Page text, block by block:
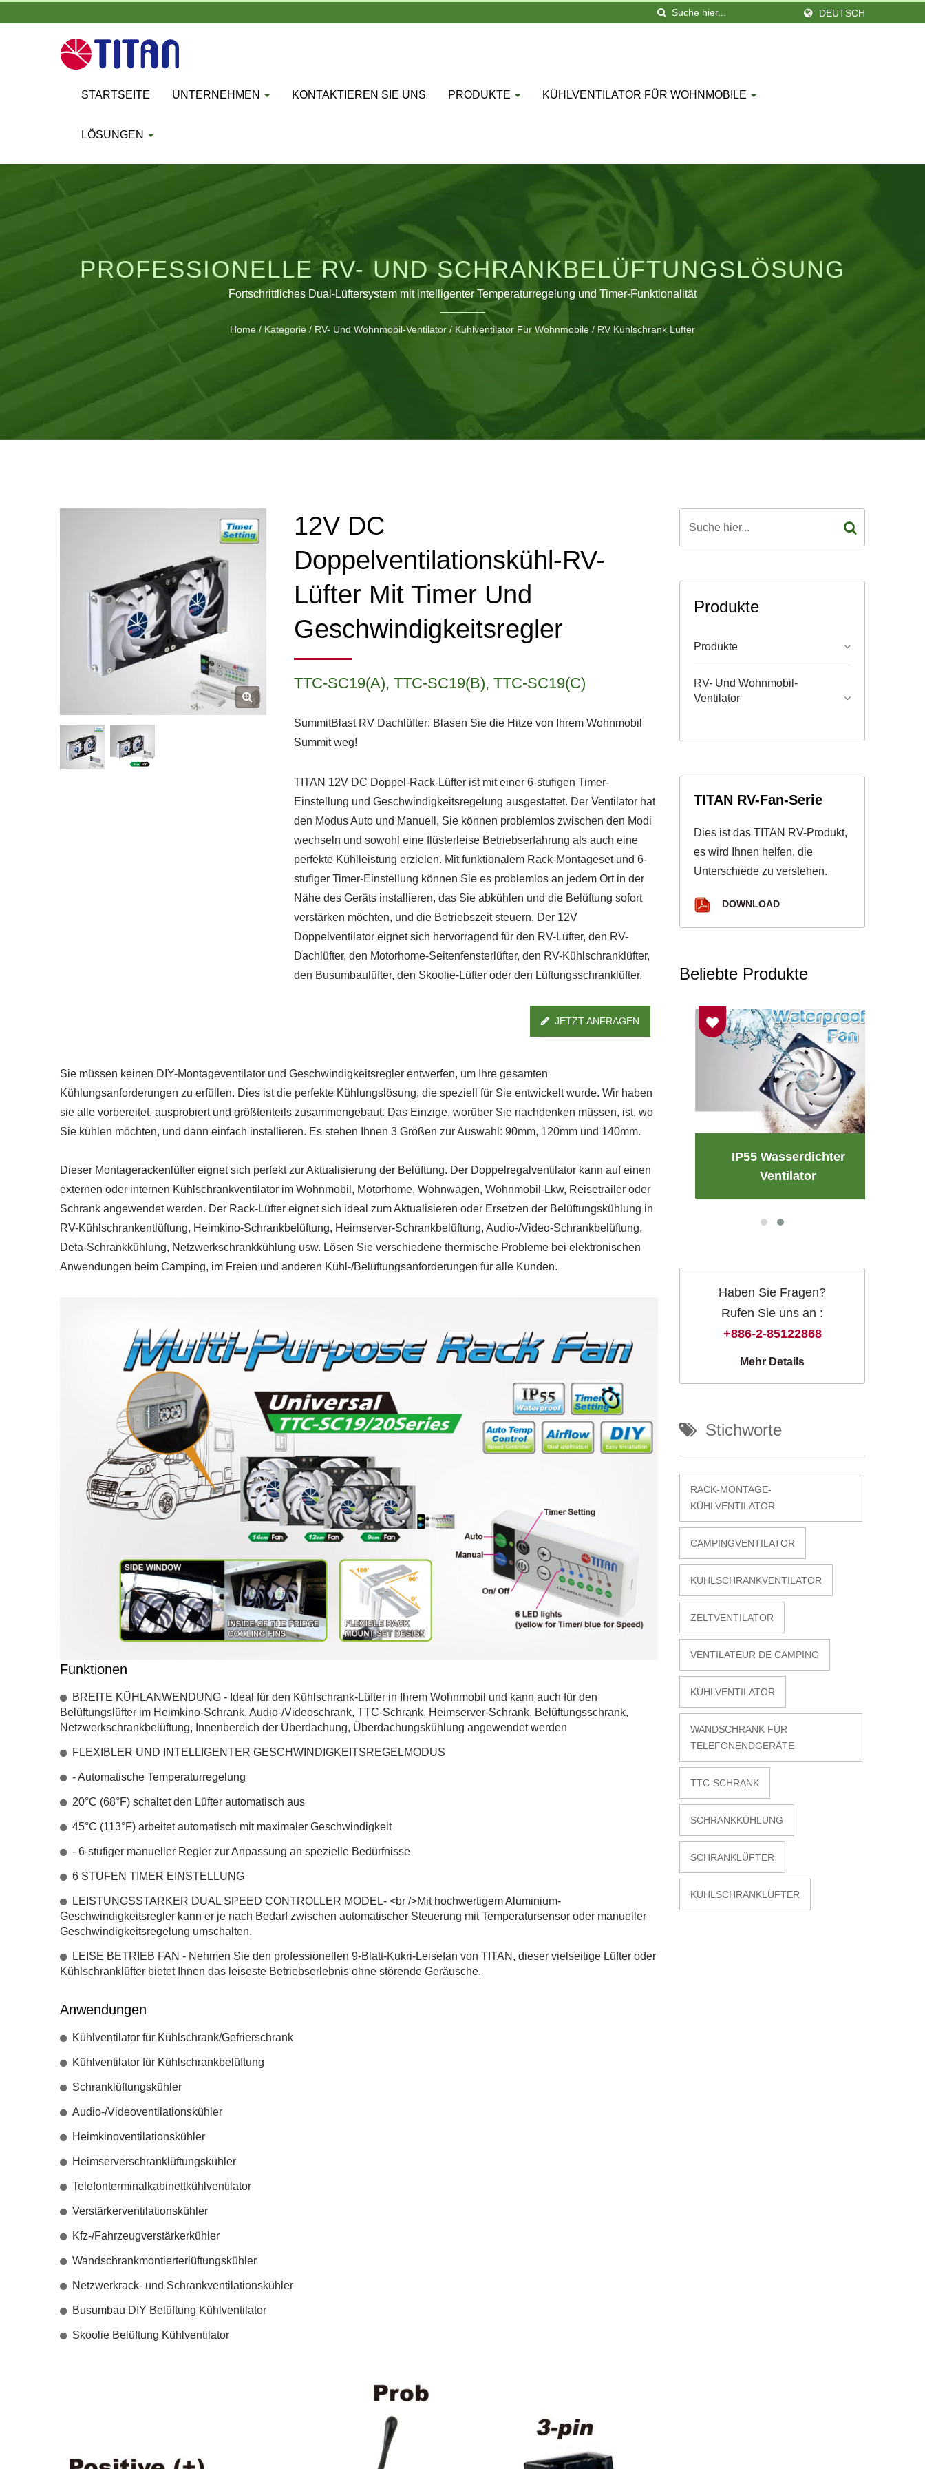
DEUTSCH
STARTSEITE UNTERNEHMEN KONTAKTIEREN SIE UNS PRODUKTE KÜHLVENTILATOR FÜR WOHNMOBILE
LÖSUNGEN
PROFESSIONELLE RV- UND SCHRANKBELÜFTUNGSLÖSUNG
Fortschrittliches Dual-Lüftersystem mit intelligenter Temperaturregelung und Timer-Funktionalität
Home / Kategorie / RV- Und Wohnmobil-Ventilator / Kühlventilator Für Wohnmobile / RV Kühlschrank Lüfter
12V DC
Doppelventilationskühl-RV-
Lüfter Mit Timer Und
Geschwindigkeitsregler
TTC-SC19(A), TTC-SC19(B), TTC-SC19(C)
SummitBlast RV Dachlüfter: Blasen Sie die Hitze von Ihrem Wohnmobil
Summit weg!
TITAN 12V DC Doppel-Rack-Lüfter ist mit einer 6-stufigen Timer-
Einstellung und Geschwindigkeitsregelung ausgestattet. Der Ventilator hat
den Modus Auto und Manuell, Sie können problemlos zwischen den Modi
wechseln und sowohl eine flüsterleise Betriebserfahrung als auch eine
perfekte Kühlleistung erzielen. Mit funktionalem Rack-Montageset und 6-
stufiger Timer-Einstellung können Sie es problemlos an jedem Ort in der
Nähe des Geräts installieren, das Sie abkühlen und die Belüftung sofort
verstärken möchten, und die Betriebszeit steuern. Der 12V
Doppelventilator eignet sich hervorragend für den RV-Lüfter, den RV-
Dachlüfter, den Motorhome-Seitenfensterlüfter, den RV-Kühlschranklüfter,
den Busumbaulüfter, den Skoolie-Lüfter oder den Lüftungsschranklüfter.
JETZT ANFRAGEN
Sie müssen keinen DIY-Montageventilator und Geschwindigkeitsregler entwerfen, um Ihre gesamten
Kühlungsanforderungen zu erfüllen. Dies ist die perfekte Kühlungslösung, die speziell für Sie entwickelt wurde. Wir haben
sie alle vorbereitet, ausprobiert und größtenteils zusammengebaut. Das Einzige, worüber Sie nachdenken müssen, ist, wo
Sie kühlen möchten, und dann einfach installieren. Es stehen Ihnen 3 Größen zur Auswahl: 90mm, 120mm und 140mm.
Dieser Montagerackenlüfter eignet sich perfekt zur Aktualisierung der Belüftung. Der Doppelregalventilator kann auf einen
externen oder internen Kühlschrankventilator im Wohnmobil, Motorhome, Wohnwagen, Wohnmobil-Lkw, Reisetrailer oder
Schrank angewendet werden. Der Rack-Lüfter eignet sich ideal zum Aktualisieren oder Ersetzen der Belüftungskühlung in
RV-Kühlschrankentlüftung, Heimkino-Schrankbelüftung, Heimserver-Schrankbelüftung, Audio-/Video-Schrankbelüftung,
Deta-Schrankkühlung, Netzwerkschrankkühlung usw. Lösen Sie verschiedene thermische Probleme bei elektronischen
Anwendungen beim Camping, im Freien und anderen Kühl-/Belüftungsanforderungen für alle Kunden.
Funktionen
BREITE KÜHLANWENDUNG - Ideal für den Kühlschrank-Lüfter in Ihrem Wohnmobil und kann auch für den
Belüftungslüfter im Heimkino-Schrank, Audio-/Videoschrank, TTC-Schrank, Heimserver-Schrank, Belüftungsschrank,
Netzwerkschrankbelüftung, Innenbereich der Überdachung, Überdachungskühlung angewendet werden
FLEXIBLER UND INTELLIGENTER GESCHWINDIGKEITSREGELMODUS
- Automatische Temperaturregelung
20°C (68°F) schaltet den Lüfter automatisch aus
45°C (113°F) arbeitet automatisch mit maximaler Geschwindigkeit
- 6-stufiger manueller Regler zur Anpassung an spezielle Bedürfnisse
6 STUFEN TIMER EINSTELLUNG
LEISTUNGSSTARKER DUAL SPEED CONTROLLER MODEL- <br />Mit hochwertigem Aluminium-
Geschwindigkeitsregler kann er je nach Bedarf zwischen automatischer Steuerung mit Temperatursensor oder manueller
Geschwindigkeitsregelung umschalten.
LEISE BETRIEB FAN - Nehmen Sie den professionellen 9-Blatt-Kukri-Leisefan von TITAN, dieser vielseitige Lüfter oder
Kühlschranklüfter bietet Ihnen das leiseste Betriebserlebnis ohne störende Geräusche.
Anwendungen
Kühlventilator für Kühlschrank/Gefrierschrank
Kühlventilator für Kühlschrankbelüftung
Schranklüftungskühler
Audio-/Videoventilationskühler
Heimkinoventilationskühler
Heimserverschranklüftungskühler
Telefonterminalkabinettkühlventilator
Verstärkerventilationskühler
Kfz-/Fahrzeugverstärkerkühler
Wandschrankmontierterlüftungskühler
Netzwerkrack- und Schrankventilationskühler
Busumbau DIY Belüftung Kühlventilator
Skoolie Belüftung Kühlventilator
Produkte
Produkte
RV- Und Wohnmobil-
Ventilator
TITAN RV-Fan-Serie
Dies ist das TITAN RV-Produkt,
es wird Ihnen helfen, die
Unterschiede zu verstehen.
DOWNLOAD
Beliebte Produkte
Ventilator
IP55 Wasserdichter
Ventilator
Haben Sie Fragen?
Rufen Sie uns an :
+886-2-85122868
Mehr Details
Stichworte
RACK-MONTAGE-
KÜHLVENTILATOR
CAMPINGVENTILATOR
KÜHLSCHRANKVENTILATOR
ZELTVENTILATOR
VENTILATEUR DE CAMPING
KÜHLVENTILATOR
WANDSCHRANK FÜR
TELEFONENDGERÄTE
TTC-SCHRANK
SCHRANKKÜHLUNG
SCHRANKLÜFTER
KÜHLSCHRANKLÜFTER